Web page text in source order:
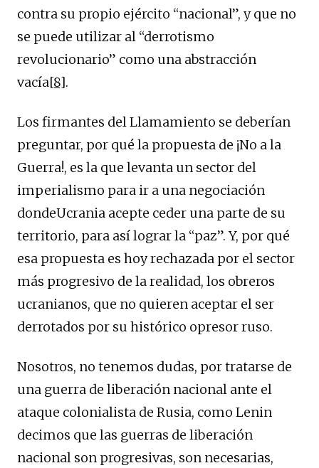
contra su propio ejército “nacional”, y que no
se puede utilizar al “derrotismo
revolucionario” como una abstracción
vacía[8].
Los firmantes del Llamamiento se deberían
preguntar, por qué la propuesta de ¡No a la
Guerra!, es la que levanta un sector del
imperialismo para ir a una negociación
dondeUcrania acepte ceder una parte de su
territorio, para así lograr la “paz”. Y, por qué
esa propuesta es hoy rechazada por el sector
más progresivo de la realidad, los obreros
ucranianos, que no quieren aceptar el ser
derrotados por su histórico opresor ruso.
Nosotros, no tenemos dudas, por tratarse de
una guerra de liberación nacional ante el
ataque colonialista de Rusia, como Lenin
decimos que las guerras de liberación
nacional son progresivas, son necesarias,